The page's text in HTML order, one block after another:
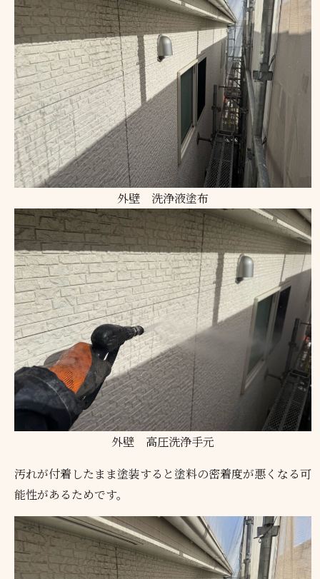
外壁 洗浄液塗布
外壁 高圧洗浄手元
汚れが付着したまま塗装すると塗料の密着度が悪くなる可
能性があるためです。